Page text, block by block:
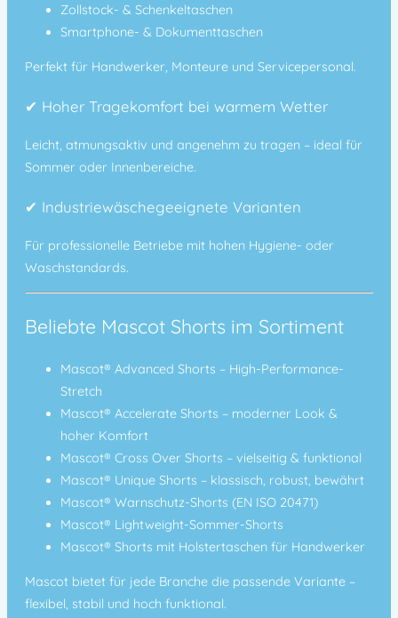
Zollstock- & Schenkeltaschen
Smartphone- & Dokumenttaschen
Perfekt für Handwerker, Monteure und Servicepersonal.
✔ Hoher Tragekomfort bei warmem Wetter
Leicht, atmungsaktiv und angenehm zu tragen – ideal für
Sommer oder Innenbereiche.
✔ Industriewäschegeeignete Varianten
Für professionelle Betriebe mit hohen Hygiene- oder
Waschstandards.
Beliebte Mascot Shorts im Sortiment
Mascot® Advanced Shorts – High-Performance-
Stretch
Mascot® Accelerate Shorts – moderner Look &
hoher Komfort
Mascot® Cross Over Shorts – vielseitig & funktional
Mascot® Unique Shorts – klassisch, robust, bewährt
Mascot® Warnschutz-Shorts (EN ISO 20471)
Mascot® Lightweight-Sommer-Shorts
Mascot® Shorts mit Holstertaschen für Handwerker
Mascot bietet für jede Branche die passende Variante –
flexibel, stabil und hoch funktional.